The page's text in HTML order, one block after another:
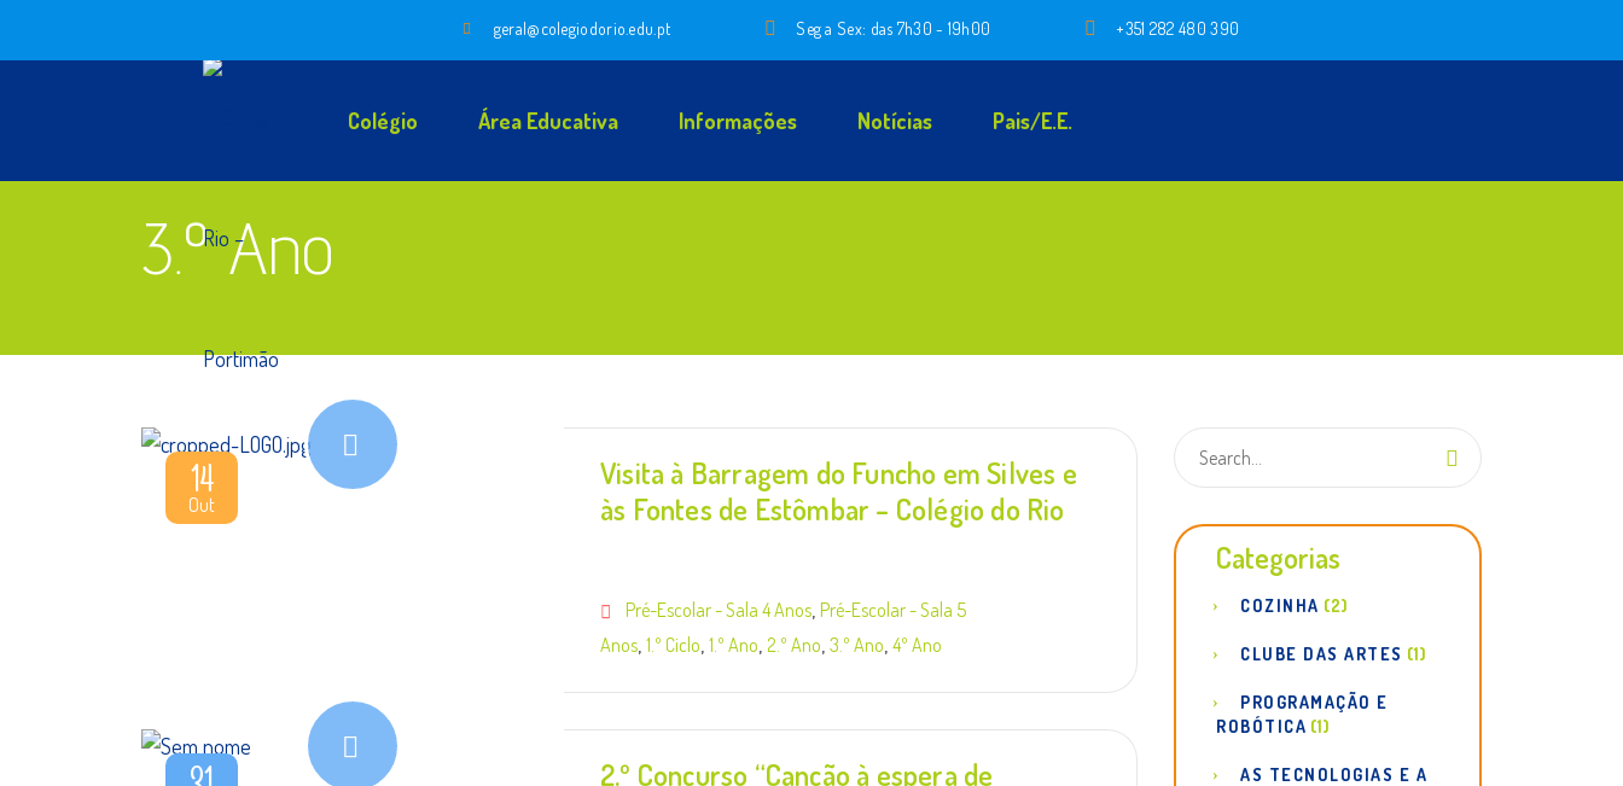
geral@colegiodorio.edu.pt Seg a Sex: das 7h30 - 19h00 +351 282 480 390
Colégio Área Educativa Informações Notícias Pais/E.E.
3.º Ano
14
Out
Visita à Barragem do Funcho em Silves e
às Fontes de Estômbar – Colégio do Rio
Pré-Escolar - Sala 4 Anos Pré-Escolar - Sala 5
Anos 1.º Ciclo 1.º Ano 2.º Ano 3.º Ano 4º Ano
2.º Concurso “Canção à espera de
Categorias
COZINHA (2)
CLUBE DAS ARTES (1)
PROGRAMAÇÃO E
ROBÓTICA (1)
AS TECNOLOGIAS E A